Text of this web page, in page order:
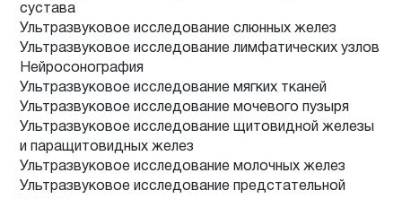
сустава
Ультразвуковое исследование слюнных желез
Ультразвуковое исследование лимфатических узлов
Нейросонография
Ультразвуковое исследование мягких тканей
Ультразвуковое исследование мочевого пузыря
Ультразвуковое исследование щитовидной железы
и паращитовидных желез
Ультразвуковое исследование молочных желез
Ультразвуковое исследование предстательной